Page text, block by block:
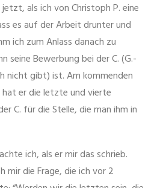
als ich von Christoph P. eine
es auf der Arbeit drunter und
ich zum Anlass danach zu
seine Bewerbung bei der C. (G.-
nicht gibt) ist. Am kommenden
er die letzte und vierte
C. für die Stelle, die man ihm in
ich, als er mir das schrieb.
mir die Frage, die ich vor 2